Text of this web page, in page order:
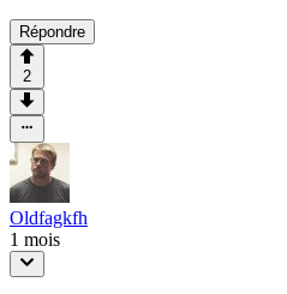
Répondre
2
Oldfagkfh
1 mois